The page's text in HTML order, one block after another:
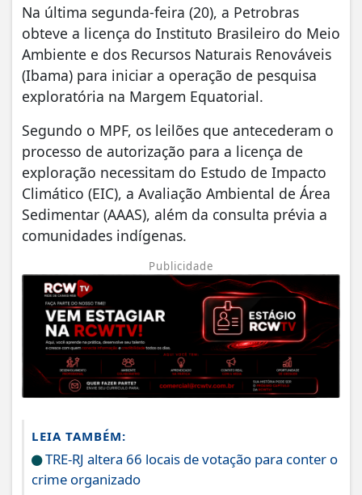
Na última segunda-feira (20), a Petrobras
obteve a licença do Instituto Brasileiro do Meio
Ambiente e dos Recursos Naturais Renováveis
(Ibama) para iniciar a operação de pesquisa
exploratória na Margem Equatorial.
Segundo o MPF, os leilões que antecederam o
processo de autorização para a licença de
exploração necessitam do Estudo de Impacto
Climático (EIC), a Avaliação Ambiental de Área
Sedimentar (AAAS), além da consulta prévia a
comunidades indígenas.
Publicidade
LEIA TAMBÉM:
TRE-RJ altera 66 locais de votação para conter o
crime organizado